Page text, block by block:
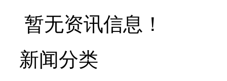
暂无资讯信息！
新闻分类